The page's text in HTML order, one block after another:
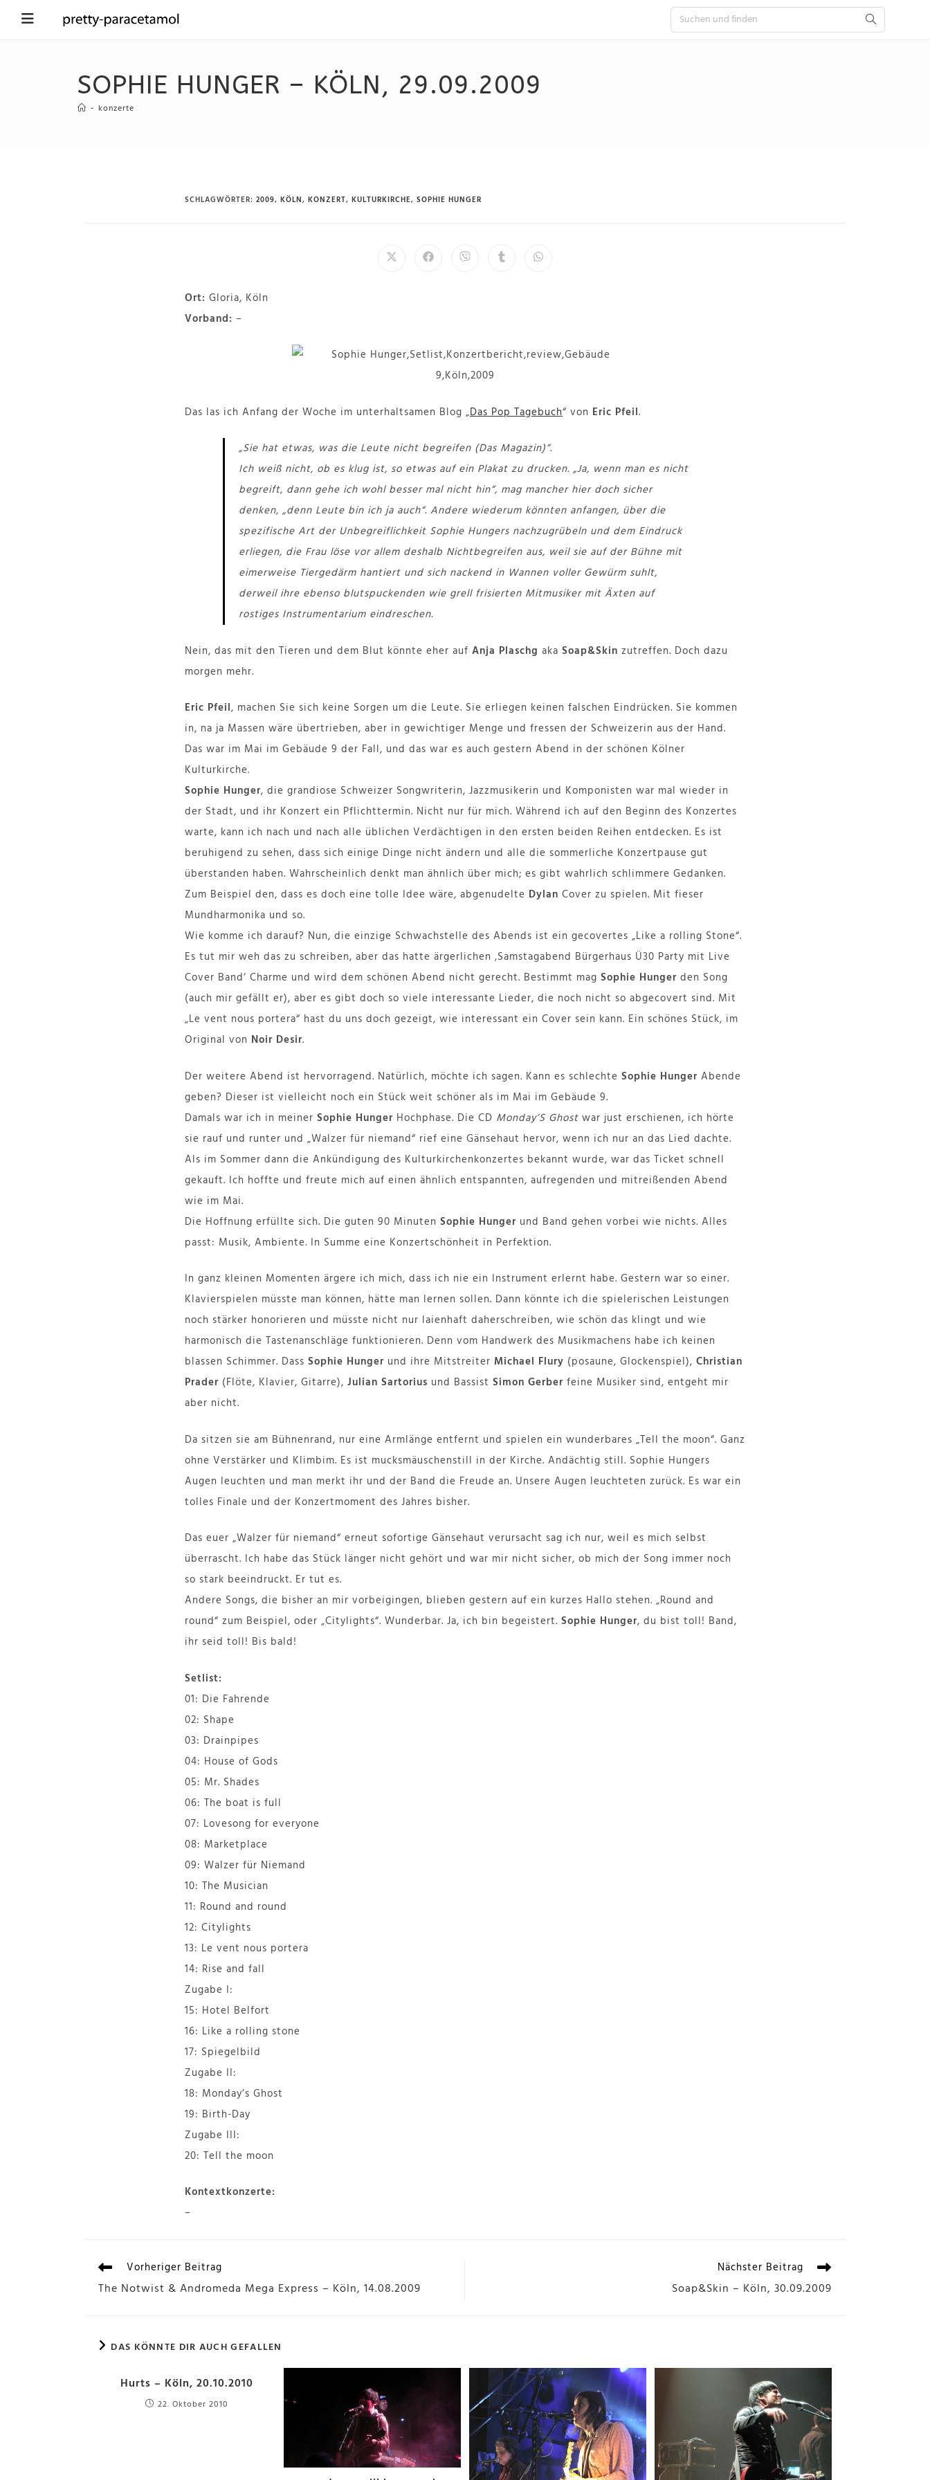
SOPHIE HUNGER – KÖLN, 29.09.2009
- konzerte
SCHLAGWÖRTER: 2009, KÖLN, KONZERT, KULTURKIRCHE, SOPHIE HUNGER
Ort: Gloria, Köln
Vorband: –
Das las ich Anfang der Woche im unterhaltsamen Blog „Das Pop Tagebuch“ von Eric Pfeil.
„Sie hat etwas, was die Leute nicht begreifen (Das Magazin)“.
Ich weiß nicht, ob es klug ist, so etwas auf ein Plakat zu drucken. „Ja, wenn man es nicht
begreift, dann gehe ich wohl besser mal nicht hin“, mag mancher hier doch sicher
denken, „denn Leute bin ich ja auch“. Andere wiederum könnten anfangen, über die
spezifische Art der Unbegreiflichkeit Sophie Hungers nachzugrübeln und dem Eindruck
erliegen, die Frau löse vor allem deshalb Nichtbegreifen aus, weil sie auf der Bühne mit
eimerweise Tiergedärm hantiert und sich nackend in Wannen voller Gewürm suhlt,
derweil ihre ebenso blutspuckenden wie grell frisierten Mitmusiker mit Äxten auf
rostiges Instrumentarium eindreschen.
Nein, das mit den Tieren und dem Blut könnte eher auf Anja Plaschg aka Soap&Skin zutreffen. Doch dazu
morgen mehr.
Eric Pfeil, machen Sie sich keine Sorgen um die Leute. Sie erliegen keinen falschen Eindrücken. Sie kommen
in, na ja Massen wäre übertrieben, aber in gewichtiger Menge und fressen der Schweizerin aus der Hand.
Das war im Mai im Gebäude 9 der Fall, und das war es auch gestern Abend in der schönen Kölner
Kulturkirche.
Sophie Hunger, die grandiose Schweizer Songwriterin, Jazzmusikerin und Komponisten war mal wieder in
der Stadt, und ihr Konzert ein Pflichttermin. Nicht nur für mich. Während ich auf den Beginn des Konzertes
warte, kann ich nach und nach alle üblichen Verdächtigen in den ersten beiden Reihen entdecken. Es ist
beruhigend zu sehen, dass sich einige Dinge nicht ändern und alle die sommerliche Konzertpause gut
überstanden haben. Wahrscheinlich denkt man ähnlich über mich; es gibt wahrlich schlimmere Gedanken.
Zum Beispiel den, dass es doch eine tolle Idee wäre, abgenudelte Dylan Cover zu spielen. Mit fieser
Mundharmonika und so.
Wie komme ich darauf? Nun, die einzige Schwachstelle des Abends ist ein gecovertes „Like a rolling Stone“.
Es tut mir weh das zu schreiben, aber das hatte ärgerlichen ‚Samstagabend Bürgerhaus Ü30 Party mit Live
Cover Band‘ Charme und wird dem schönen Abend nicht gerecht. Bestimmt mag Sophie Hunger den Song
(auch mir gefällt er), aber es gibt doch so viele interessante Lieder, die noch nicht so abgecovert sind. Mit
„Le vent nous portera“ hast du uns doch gezeigt, wie interessant ein Cover sein kann. Ein schönes Stück, im
Original von Noir Desir.
Der weitere Abend ist hervorragend. Natürlich, möchte ich sagen. Kann es schlechte Sophie Hunger Abende
geben? Dieser ist vielleicht noch ein Stück weit schöner als im Mai im Gebäude 9.
Damals war ich in meiner Sophie Hunger Hochphase. Die CD Monday’S Ghost war just erschienen, ich hörte
sie rauf und runter und „Walzer für niemand“ rief eine Gänsehaut hervor, wenn ich nur an das Lied dachte.
Als im Sommer dann die Ankündigung des Kulturkirchenkonzertes bekannt wurde, war das Ticket schnell
gekauft. Ich hoffte und freute mich auf einen ähnlich entspannten, aufregenden und mitreißenden Abend
wie im Mai.
Die Hoffnung erfüllte sich. Die guten 90 Minuten Sophie Hunger und Band gehen vorbei wie nichts. Alles
passt: Musik, Ambiente. In Summe eine Konzertschönheit in Perfektion.
In ganz kleinen Momenten ärgere ich mich, dass ich nie ein Instrument erlernt habe. Gestern war so einer.
Klavierspielen müsste man können, hätte man lernen sollen. Dann könnte ich die spielerischen Leistungen
noch stärker honorieren und müsste nicht nur laienhaft daherschreiben, wie schön das klingt und wie
harmonisch die Tastenanschläge funktionieren. Denn vom Handwerk des Musikmachens habe ich keinen
blassen Schimmer. Dass Sophie Hunger und ihre Mitstreiter Michael Flury (posaune, Glockenspiel), Christian
Prader (Flöte, Klavier, Gitarre), Julian Sartorius und Bassist Simon Gerber feine Musiker sind, entgeht mir
aber nicht.
Da sitzen sie am Bühnenrand, nur eine Armlänge entfernt und spielen ein wunderbares „Tell the moon“. Ganz
ohne Verstärker und Klimbim. Es ist mucksmäuschenstill in der Kirche. Andächtig still. Sophie Hungers
Augen leuchten und man merkt ihr und der Band die Freude an. Unsere Augen leuchteten zurück. Es war ein
tolles Finale und der Konzertmoment des Jahres bisher.
Das euer „Walzer für niemand“ erneut sofortige Gänsehaut verursacht sag ich nur, weil es mich selbst
überrascht. Ich habe das Stück länger nicht gehört und war mir nicht sicher, ob mich der Song immer noch
so stark beeindruckt. Er tut es.
Andere Songs, die bisher an mir vorbeigingen, blieben gestern auf ein kurzes Hallo stehen. „Round and
round“ zum Beispiel, oder „Citylights“. Wunderbar. Ja, ich bin begeistert. Sophie Hunger, du bist toll! Band,
ihr seid toll! Bis bald!
Setlist:
01: Die Fahrende
02: Shape
03: Drainpipes
04: House of Gods
05: Mr. Shades
06: The boat is full
07: Lovesong for everyone
08: Marketplace
09: Walzer für Niemand
10: The Musician
11: Round and round
12: Citylights
13: Le vent nous portera
14: Rise and fall
Zugabe I:
15: Hotel Belfort
16: Like a rolling stone
17: Spiegelbild
Zugabe II:
18: Monday’s Ghost
19: Birth-Day
Zugabe III:
20: Tell the moon
Kontextkonzerte:
–
Vorheriger Beitrag
The Notwist & Andromeda Mega Express – Köln, 14.08.2009
Nächster Beitrag
Soap&Skin – Köln, 30.09.2009
DAS KÖNNTE DIR AUCH GEFALLEN
Hurts – Köln, 20.10.2010
22. Oktober 2010